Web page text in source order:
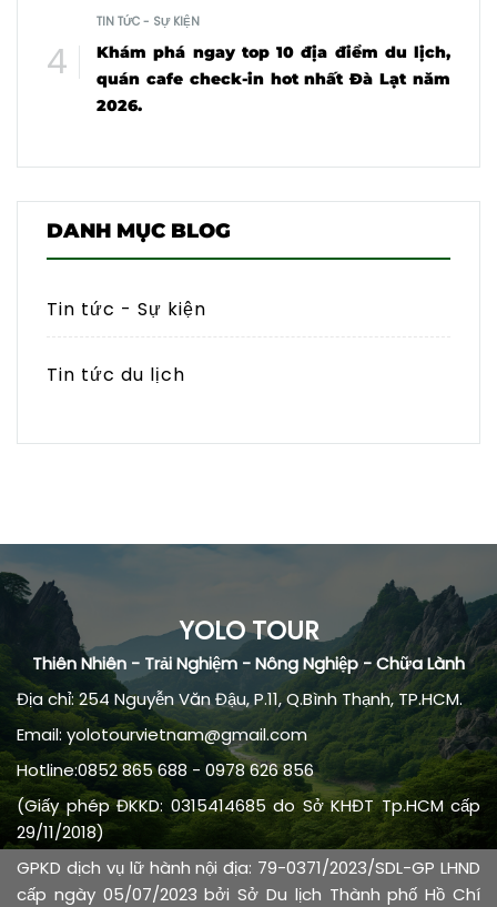
TIN TỨC - SỰ KIỆN
Khám phá ngay top 10 địa điểm du lịch,
quán cafe check-in hot nhất Đà Lạt năm
2026.
DANH MỤC BLOG
Tin tức - Sự kiện
Tin tức du lịch
YOLO TOUR
Thiên Nhiên - Trải Nghiệm - Nông Nghiệp - Chữa Lành
Địa chỉ: 254 Nguyễn Văn Đậu, P.11, Q.Bình Thạnh, TP.HCM.
Email: yolotourvietnam@gmail.com
Hotline:0852 865 688 - 0978 626 856
(Giấy phép ĐKKD: 0315414685 do Sở KHĐT Tp.HCM cấp
29/11/2018)
GPKD dịch vụ lữ hành nội địa: 79-0371/2023/SDL-GP LHND
cấp ngày 05/07/2023 bởi Sở Du lịch Thành phố Hồ Chí